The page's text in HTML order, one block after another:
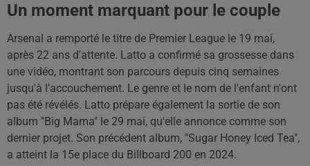
Un moment marquant pour le couple
Arsenal a remporté le titre de Premier League le 19 mai,
après 22 ans d'attente. Latto a confirmé sa grossesse dans
une vidéo, montrant son parcours depuis cinq semaines
jusqu'à l'accouchement. Le genre et le nom de l'enfant n'ont
pas été révélés. Latto prépare également la sortie de son
album "Big Mama" le 29 mai, qu'elle annonce comme son
dernier projet. Son précédent album, "Sugar Honey Iced Tea",
a atteint la 15e place du Billboard 200 en 2024.